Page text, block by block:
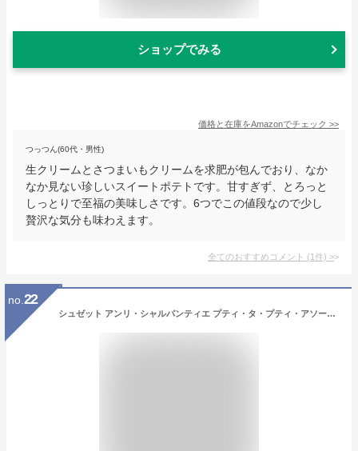
ショップでみる
価格と在庫をAmazonでチェック >>
つっつん(60代・男性)
生クリームとさつまいもクリームを求肥が包んでおり、なか
なか見ない珍しいスイートポテトです。甘すぎず、とろっと
しっとりで至福の美味しさです。6つでこの値段なので少し
贅沢な気分も味わえます。
全てのおすすめコメント (1件) >
no. 22
シュゼット アンリ・シャルパンティエ プティ・タ・プティ・アソートS(41個)